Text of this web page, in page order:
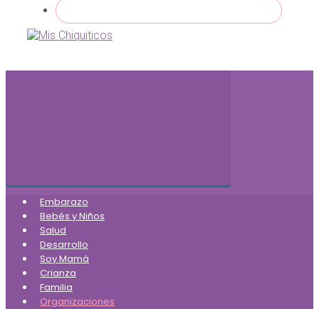
Embarazo
Bebés y Niños
Salud
Desarrollo
Soy Mamá
Crianza
Familia
Organizaciones